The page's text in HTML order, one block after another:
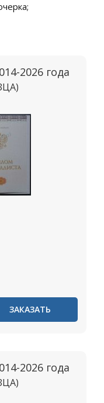
2026 года
ЗАКАЗАТЬ
2026 года